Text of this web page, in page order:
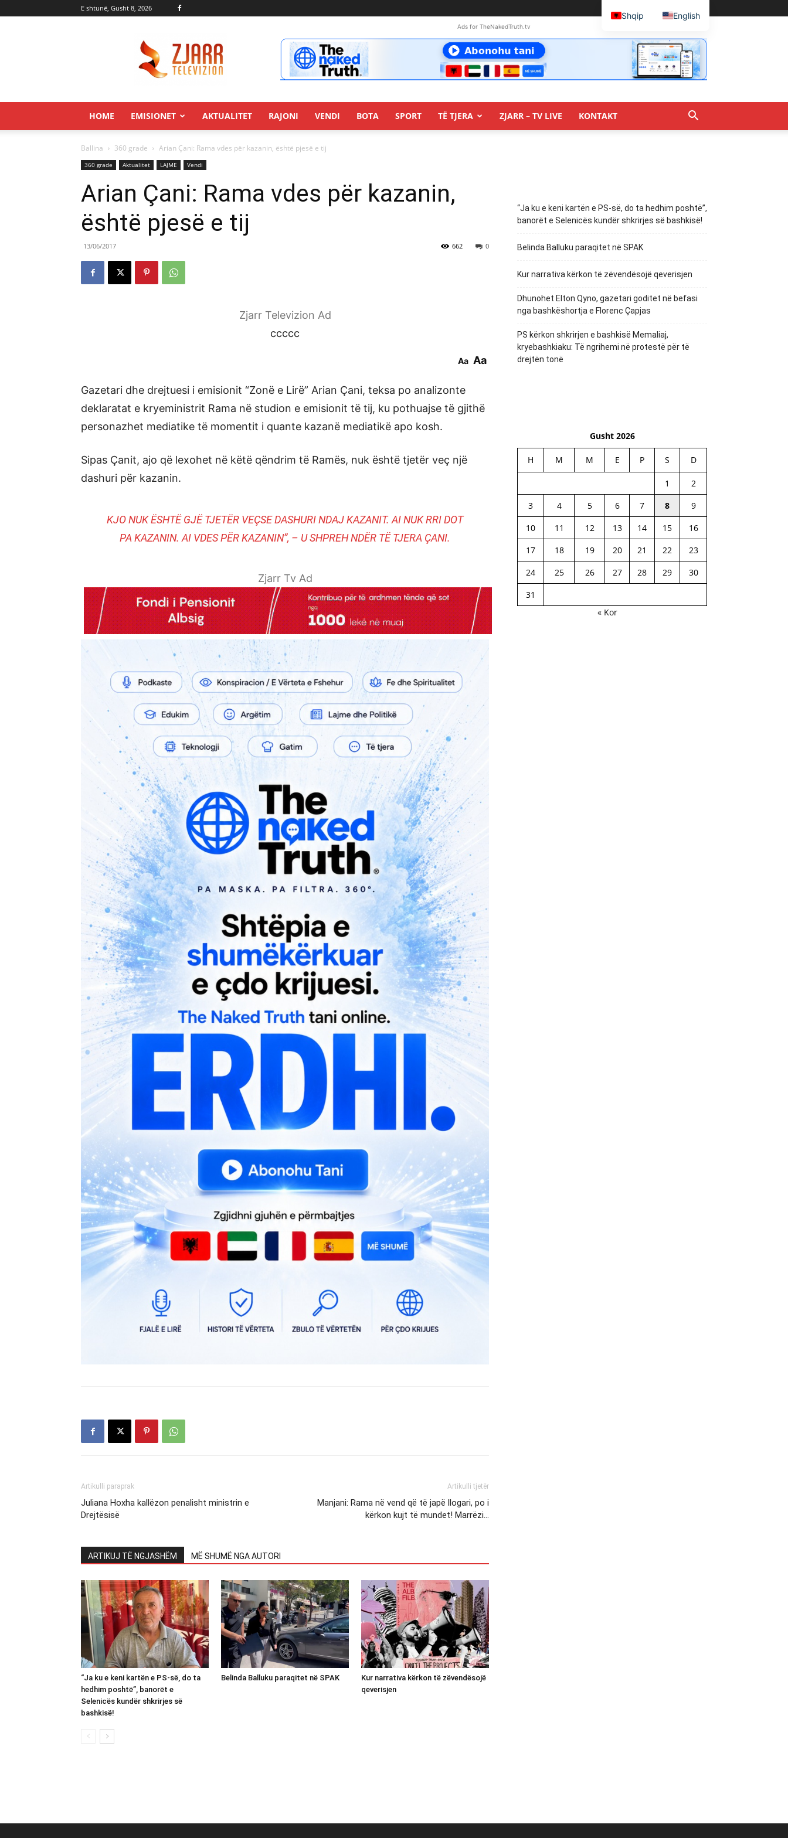
E shtunë, Gusht 8, 2026
Ads for TheNakedTruth.tv
HOME EMISIONET AKTUALITET RAJONI VENDI BOTA SPORT TË TJERA ZJARR – TV LIVE KONTAKT
Ballina 360 grade Arian Çani: Rama vdes për kazanin, është pjesë e tij
360 grade Aktualitet LAJME Vendi
Arian Çani: Rama vdes për kazanin,
është pjesë e tij
13/06/2017 0
662
Zjarr Televizion Ad
ccccc
Aa Aa
Gazetari dhe drejtuesi i emisionit “Zonë e Lirë” Arian Çani, teksa po analizonte
deklaratat e kryeministrit Rama në studion e emisionit të tij, ku pothuajse të gjithë
personazhet mediatike të momentit i quante kazanë mediatikë apo kosh.
Sipas Çanit, ajo që lexohet në këtë qëndrim të Ramës, nuk është tjetër veç një
dashuri për kazanin.
KJO NUK ËSHTË GJË TJETËR VEÇSE DASHURI NDAJ KAZANIT. AI NUK RRI DOT
PA KAZANIN. AI VDES PËR KAZANIN”, – U SHPREH NDËR TË TJERA ÇANI.
Zjarr Tv Ad
Artikulli paraprak
Juliana Hoxha kallëzon penalisht ministrin e
Drejtësisë
Artikulli tjetër
Manjani: Rama në vend që të japë llogari, po i
kërkon kujt të mundet! Marrëzi…
ARTIKUJ TË NGJASHËM MË SHUMË NGA AUTORI
“Ja ku e keni kartën e PS-së, do ta
hedhim poshtë”, banorët e
Selenicës kundër shkrirjes së
bashkisë!
Belinda Balluku paraqitet në SPAK
Kur narrativa kërkon të zëvendësojë
qeverisjen
“Ja ku e keni kartën e PS-së, do ta hedhim poshtë”,
banorët e Selenicës kundër shkrirjes së bashkisë!
Belinda Balluku paraqitet në SPAK
Kur narrativa kërkon të zëvendësojë qeverisjen
Dhunohet Elton Qyno, gazetari goditet në befasi
nga bashkëshortja e Florenc Çapjas
PS kërkon shkrirjen e bashkisë Memaliaj,
kryebashkiaku: Të ngrihemi në protestë për të
drejtën tonë
Gusht 2026
H M M E P S D
1
2
3
4 5 6 7 8
9
10
11 12 13 14 15
16
17
18 19 20 21 22
23
24
25 26 27 28 29
30
31
« Kor
Shqip English